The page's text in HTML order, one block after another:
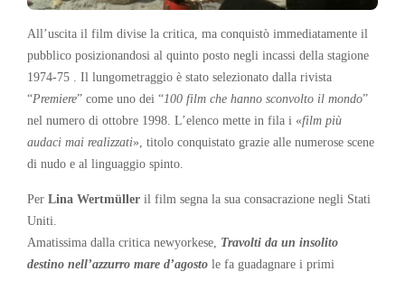
All’uscita il film divise la critica, ma conquistò immediatamente il
pubblico posizionandosi al quinto posto negli incassi della stagione
1974-75 . Il lungometraggio è stato selezionato dalla rivista
“Premiere” come uno dei “100 film che hanno sconvolto il mondo”
nel numero di ottobre 1998. L’elenco mette in fila i «film più
audaci mai realizzati», titolo conquistato grazie alle numerose scene
di nudo e al linguaggio spinto.
Per Lina Wertmüller il film segna la sua consacrazione negli Stati
Uniti.
Amatissima dalla critica newyorkese, Travolti da un insolito
destino nell’azzurro mare d’agosto le fa guadagnare i primi